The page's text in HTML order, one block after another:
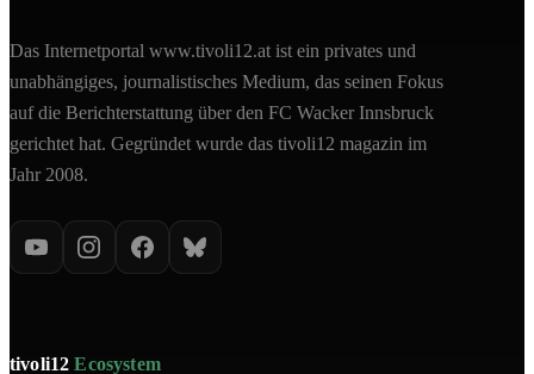
Das Internetportal www.tivoli12.at ist ein privates und
unabhängiges, journalistisches Medium, das seinen Fokus
auf die Berichterstattung über den FC Wacker Innsbruck
gerichtet hat. Gegründet wurde das tivoli12 magazin im
Jahr 2008.
tivoli12Ecosystem